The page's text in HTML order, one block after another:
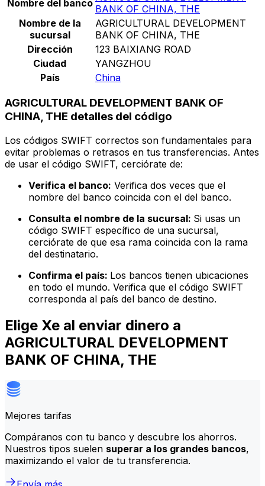
Nombre del banco BANK OF CHINA, THE
Nombre de la
sucursal
AGRICULTURAL DEVELOPMENT
BANK OF CHINA, THE
Dirección
123 BAIXIANG ROAD
Ciudad
YANGZHOU
País
China
AGRICULTURAL DEVELOPMENT BANK OF
CHINA, THE detalles del código
Los códigos SWIFT correctos son fundamentales para
evitar problemas o retrasos en tus transferencias. Antes
de usar el código SWIFT, cerciórate de:
Verifica el banco: Verifica dos veces que el
nombre del banco coincida con el del banco.
Consulta el nombre de la sucursal: Si usas un
código SWIFT específico de una sucursal,
cerciórate de que esa rama coincida con la rama
del destinatario.
Confirma el país: Los bancos tienen ubicaciones
en todo el mundo. Verifica que el código SWIFT
corresponda al país del banco de destino.
Elige Xe al enviar dinero a
AGRICULTURAL DEVELOPMENT
BANK OF CHINA, THE
Mejores tarifas
Compáranos con tu banco y descubre los ahorros.
Nuestros tipos suelen superar a los grandes bancos,
maximizando el valor de tu transferencia.